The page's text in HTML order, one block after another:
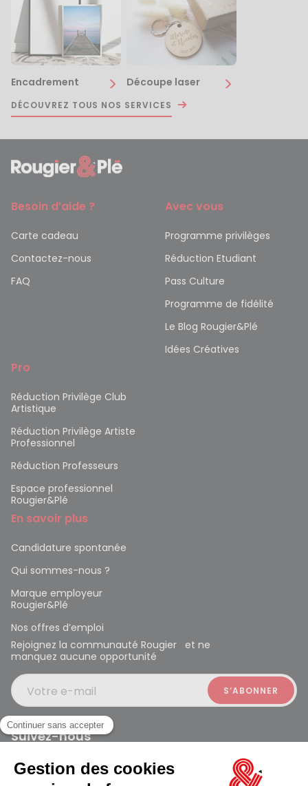
Encadrement Découpe laser
DÉCOUVREZ TOUS NOS SERVICES
Besoin d’aide ?
Carte cadeau
Contactez-nous
FAQ
Avec vous
Programme privilèges
Réduction Etudiant
Pass Culture
Programme de fidélité
Le Blog Rougier&Plé
Idées Créatives
Pro
Réduction Privilège Club
Artistique
Réduction Privilège Artiste
Professionnel
Réduction Professeurs
Espace professionnel
Rougier&Plé
En savoir plus
Candidature spontanée
Qui sommes-nous ?
Marque employeur
Rougier&Plé
Nos offres d’emploi
Rejoignez la communauté Rougier et ne
manquez aucune opportunité
Votre e-mail
Suivez-nous